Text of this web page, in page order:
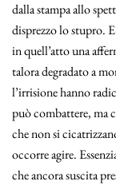
dalla stampa allo
disprezzo lo stupro.
in quell’atto una
talora degradato a
l’irrisione hanno
può combattere, ma
che non si
occorre agire.
che ancora suscita